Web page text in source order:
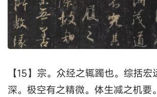
【15】宗。众经之辄躅也。综括宏
深。极空有之精微。体生减之机要